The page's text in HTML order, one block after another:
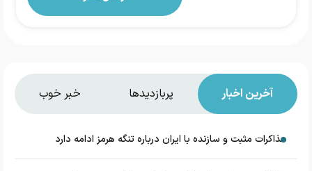
آخرین اخبار پربازدیدها خبر خوب
مذاکرات مثبت و سازنده با ایران درباره تنگه هرمز ادامه دارد